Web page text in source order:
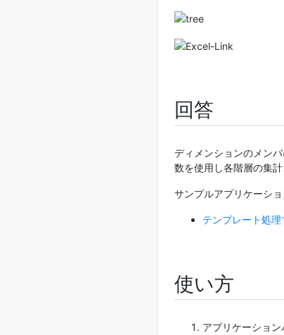
回答
ディメンションのメン
数を使用し各階層の集
サンプルアプリケーシ
テンプレート処
使い方
アプリケーショ